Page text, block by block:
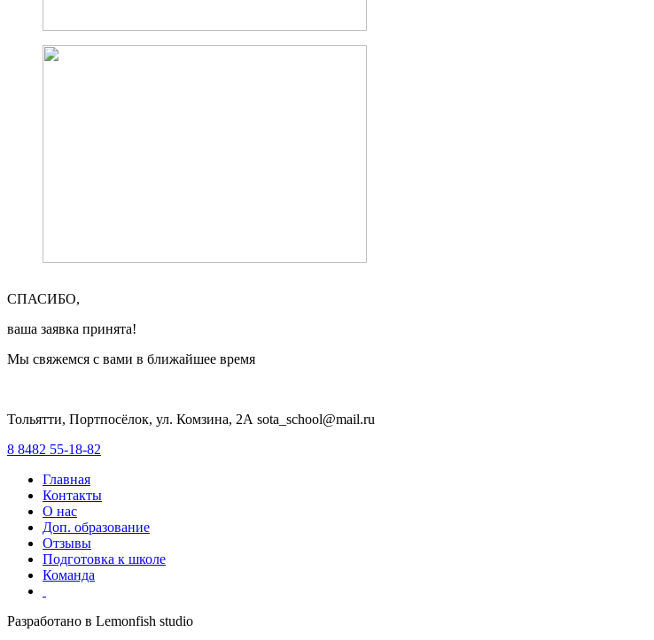
СПАСИБО,
ваша заявка принята!
Мы свяжемся с вами в ближайшее время
Тольятти, Портпосёлок, ул. Комзина, 2А sota_school@mail.ru
8 8482 55-18-82
Главная
Контакты
О нас
Доп. образование
Отзывы
Подготовка к школе
Команда
Разработано в Lemonfish studio